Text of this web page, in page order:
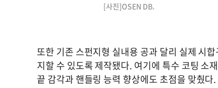
[사진]OSEN DB.
또한 기존 스펀지형 실내용 공과 달리 실제 시
지할 수 있도록 제작됐다. 여기에 특수 코팅 소
끝 감각과 핸들링 능력 향상에도 초점을 맞췄다.